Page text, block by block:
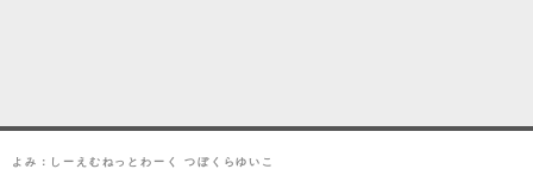
よみ：しーえむねっとわーく つぼくらゆいこ